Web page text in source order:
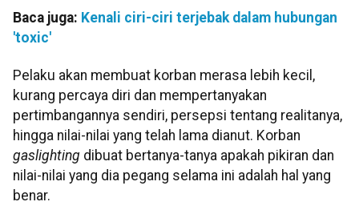
Baca juga: Kenali ciri-ciri terjebak dalam hubungan
'toxic'
Pelaku akan membuat korban merasa lebih kecil,
kurang percaya diri dan mempertanyakan
pertimbangannya sendiri, persepsi tentang realitanya,
hingga nilai-nilai yang telah lama dianut. Korban
gaslighting dibuat bertanya-tanya apakah pikiran dan
nilai-nilai yang dia pegang selama ini adalah hal yang
benar.